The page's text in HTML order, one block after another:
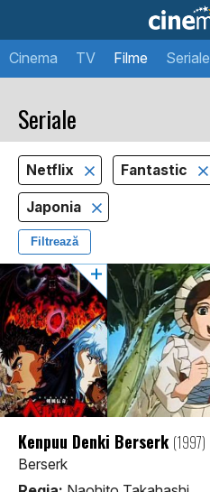
Cinema TV Filme Seriale
Seriale
Netflix Fantastic
Japonia
Filtrează
Kenpuu Denki Berserk (1997)
Berserk